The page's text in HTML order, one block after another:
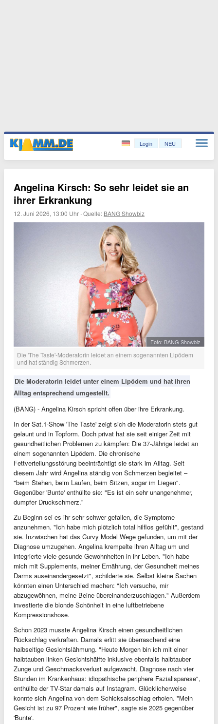
Login NEU
Angelina Kirsch: So sehr leidet sie an
ihrer Erkrankung
12. Juni 2026, 13:00 Uhr ·Quelle: BANG Showbiz
Foto: BANG Showbiz
Die 'The Taste'-Moderatorin leidet an einem sogenannten Lipödem
und hat ständig Schmerzen.
Die Moderatorin leidet unter einem Lipödem und hat ihren
Alltag entsprechend umgestellt.
(BANG) - Angelina Kirsch spricht offen über ihre Erkrankung.
In der Sat.1-Show 'The Taste' zeigt sich die Moderatorin stets gut
gelaunt und in Topform. Doch privat hat sie seit einiger Zeit mit
gesundheitlichen Problemen zu kämpfen: Die 37-Jährige leidet an
einem sogenannten Lipödem. Die chronische
Fettverteilungsstörung beeinträchtigt sie stark im Alltag. Seit
diesem Jahr wird Angelina ständig von Schmerzen begleitet –
"beim Stehen, beim Laufen, beim Sitzen, sogar im Liegen".
Gegenüber 'Bunte' enthüllte sie: "Es ist ein sehr unangenehmer,
dumpfer Druckschmerz."
Zu Beginn sei es ihr sehr schwer gefallen, die Symptome
anzunehmen. "Ich habe mich plötzlich total hilflos gefühlt", gestand
sie. Inzwischen hat das Curvy Model Wege gefunden, um mit der
Diagnose umzugehen. Angelina krempelte ihren Alltag um und
integrierte viele gesunde Gewohnheiten in ihr Leben. "Ich habe
mich mit Supplements, meiner Ernährung, der Gesundheit meines
Darms auseinandergesetzt", schilderte sie. Selbst kleine Sachen
könnten einen Unterschied machen: "Ich versuche, mir
abzugewöhnen, meine Beine übereinanderzuschlagen." Außerdem
investierte die blonde Schönheit in eine luftbetriebene
Kompressionshose.
Schon 2023 musste Angelina Kirsch einen gesundheitlichen
Rückschlag verkraften. Damals erlitt sie überraschend eine
halbseitige Gesichtslähmung. "Heute Morgen bin ich mit einer
halbtauben linken Gesichtshälfte inklusive ebenfalls halbtauber
Zunge und Geschmacksverlust aufgewacht. Diagnose nach vier
Stunden im Krankenhaus: idiopathische periphere Fazialisparese",
enthüllte der TV-Star damals auf Instagram. Glücklicherweise
konnte sich Angelina von dem Schicksalsschlag erholen. "Mein
Gesicht ist zu 97 Prozent wie früher", sagte sie 2025 gegenüber
'Bunte'.